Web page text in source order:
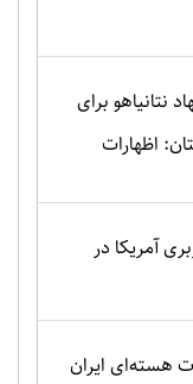
نتانیاهو برای
اظهارات
آمریکا در
هسته‌ای ایران